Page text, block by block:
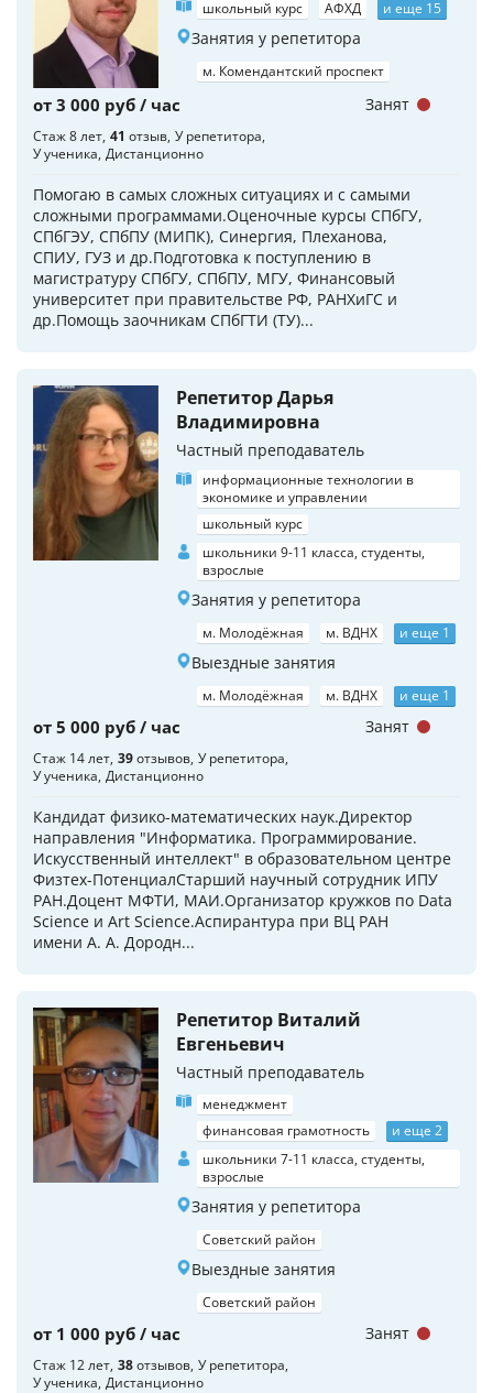
школьный курс АФХД и еще 15
Занятия у репетитора
м. Комендантский проспект
от 3 000 руб / час
Стаж 8 лет 41 отзыв У репетитора
У ученика Дистанционно
Помогаю в самых сложных ситуациях и с самыми
сложными программами.Оценочные курсы СПбГУ,
СПбГЭУ, СПбПУ (МИПК), Синергия, Плеханова,
СПИУ, ГУЗ и др.Подготовка к поступлению в
магистратуру СПбГУ, СПбПУ, МГУ, Финансовый
университет при правительстве РФ, РАНХиГС и
др.Помощь заочникам СПбГТИ (ТУ)...
Занят
Репетитор Дарья
Владимировна
Частный преподаватель
информационные технологии в
экономике и управлении
школьный курс
школьники 9-11 класса, студенты,
взрослые
Занятия у репетитора
м. Молодёжная м. ВДНХ и еще 1
Выездные занятия
м. Молодёжная м. ВДНХ и еще 1
от 5 000 руб / час
Стаж 14 лет 39отзывов У репетитора
У ученика Дистанционно
Кандидат физико-математических наук.Директор
направления "Информатика. Программирование.
Искусственный интеллект" в образовательном центре
Физтех-ПотенциалСтарший научный сотрудник ИПУ
РАН.Доцент МФТИ, МАИ.Организатор кружков по Data
Science и Art Science.Аспирантура при ВЦ РАН
имени А. А. Дородн...
Занят
Репетитор Виталий
Евгеньевич
Частный преподаватель
менеджмент
финансовая грамотность
и еще 2
школьники 7-11 класса, студенты,
взрослые
Занятия у репетитора
Советский район
Выездные занятия
Советский район
от 1 000 руб / час
Стаж 12 лет 38отзывов У репетитора
У ученика Дистанционно
Занят